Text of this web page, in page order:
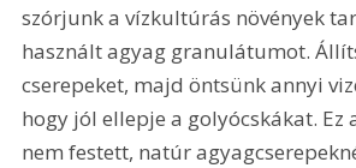
szórjunk a vízkultúrás növények
használt agyag granulátumot.
cserepeket, majd öntsünk annyi
hogy jól ellepje a golyócskákat. Ez
nem festett, natúr